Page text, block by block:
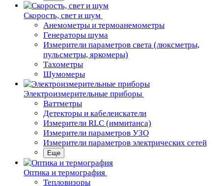
Скорость, свет и шум
Анемометры и термоанемометры
Генераторы шума
Измерители параметров света (люксметры,
пульсметры, яркомеры)
Тахометры
Шумомеры
Электроизмерительные приборы
Ваттметры
Детекторы и кабелеискатели
Измерители RLC (иммитанса)
Измерители параметров УЗО
Измерители параметров электрических сетей
Еще
Oптика и термография
Тепловизоры